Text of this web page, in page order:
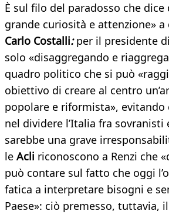
È sul filo del paradosso che dice
grande curiosità e attenzione»
Carlo Costalli:per il presidente di
solo «disaggregando e
quadro politico che si può
obiettivo di creare al centro
popolare e riformista», evitando
nel dividere l’Italia fra sovranisti
sarebbe una grave
le Acli riconoscono a Renzi che
può contare sul fatto che oggi
fatica a interpretare bisogni e
Paese»: ciò premesso, tuttavia,